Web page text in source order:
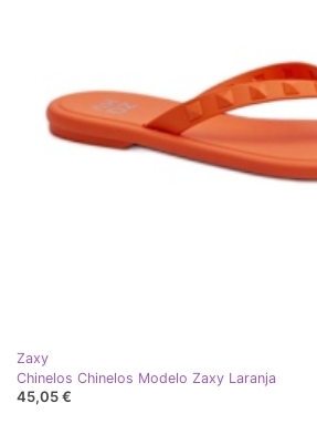
Zaxy
Chinelos Chinelos Modelo Zaxy Laranja
45,05 €